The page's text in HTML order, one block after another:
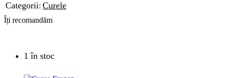
Categorii: Curele
Îți recomandăm
1 în stoc